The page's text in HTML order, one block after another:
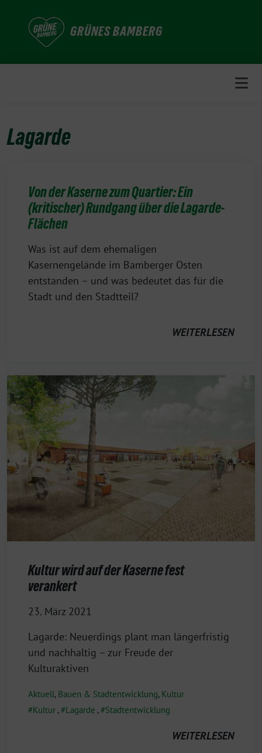
GRÜNES BAMBERG
Lagarde
Von der Kaserne zum Quartier: Ein
(kritischer) Rundgang über die Lagarde-
Flächen
Was ist auf dem ehemaligen
Kasernengelände im Bamberger Osten
entstanden – und was bedeutet das für die
Stadt und den Stadtteil?
WEITERLESEN
Kultur wird auf der Kaserne fest
verankert
23. März 2021
Lagarde: Neuerdings plant man längerfristig
und nachhaltig – zur Freude der
Kulturaktiven
Aktuell, Bauen & Stadtentwicklung, Kultur
Kultur , Lagarde , Stadtentwicklung
WEITERLESEN